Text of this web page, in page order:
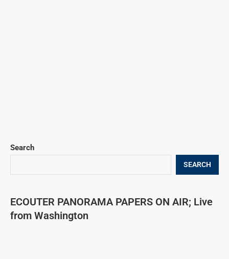
Search
SEARCH
ECOUTER PANORAMA PAPERS ON AIR; Live
from Washington